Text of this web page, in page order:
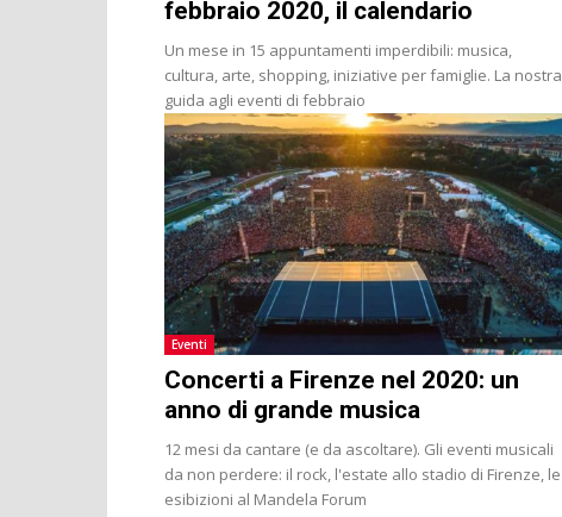
febbraio 2020, il calendario
Un mese in 15 appuntamenti imperdibili: musica,
cultura, arte, shopping, iniziative per famiglie. La nostra
guida agli eventi di febbraio
Eventi
Concerti a Firenze nel 2020: un
anno di grande musica
12 mesi da cantare (e da ascoltare). Gli eventi musicali
da non perdere: il rock, l'estate allo stadio di Firenze, le
esibizioni al Mandela Forum